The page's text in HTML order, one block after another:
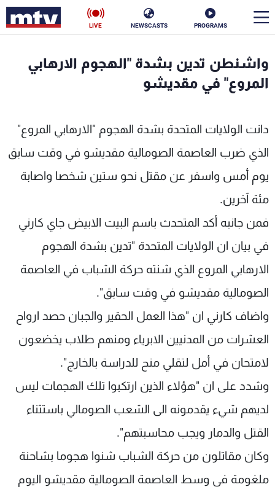
PROGRAMS
NEWSCASTS
LIVE
واشنطن تدين بشدة "الهجوم الارهابي
المروع" في مقديشو
دانت الولايات المتحدة بشدة الهجوم "الارهابي المروع"
الذي ضرب العاصمة الصومالية مقديشو في وقت سابق
يوم أمس واسفر عن مقتل نحو ستين شخصا واصابة
مئة آخرين.
فمن جانبه أكد المتحدث باسم البيت الابيض جاي كارني
في بيان ان الولايات المتحدة "تدين بشدة الهجوم
الارهابي المروع الذي شنته حركة الشباب في العاصمة
الصومالية مقديشو في وقت سابق".
واضاف كارني ان "هذا العمل الحقير والجبان حصد ارواح
العشرات من المدنيين الابرياء ومنهم طلاب يخضعون
لامتحان في أمل لتقلي منح للدراسة بالخارج".
وشدد على ان "هؤلاء الذين ارتكبوا تلك الهجمات ليس
لديهم شيء يقدمونه الى الشعب الصومالي باستثناء
القتل والدمار ويجب محاسبتهم".
وكان مقاتلون من حركة الشباب شنوا هجوما بشاحنة
ملغومة في وسط العاصمة الصومالية مقديشو اليوم
الأخبار
منوعات رياضة
كأس العالم
البرامج
جدول البرامج
شاهد البرامج
عن MTV
الإنـتـاج
لاعلاناتكم
وظائف
تواصل معنا
شروط الإسـتخدام
سياسة الخصوصية